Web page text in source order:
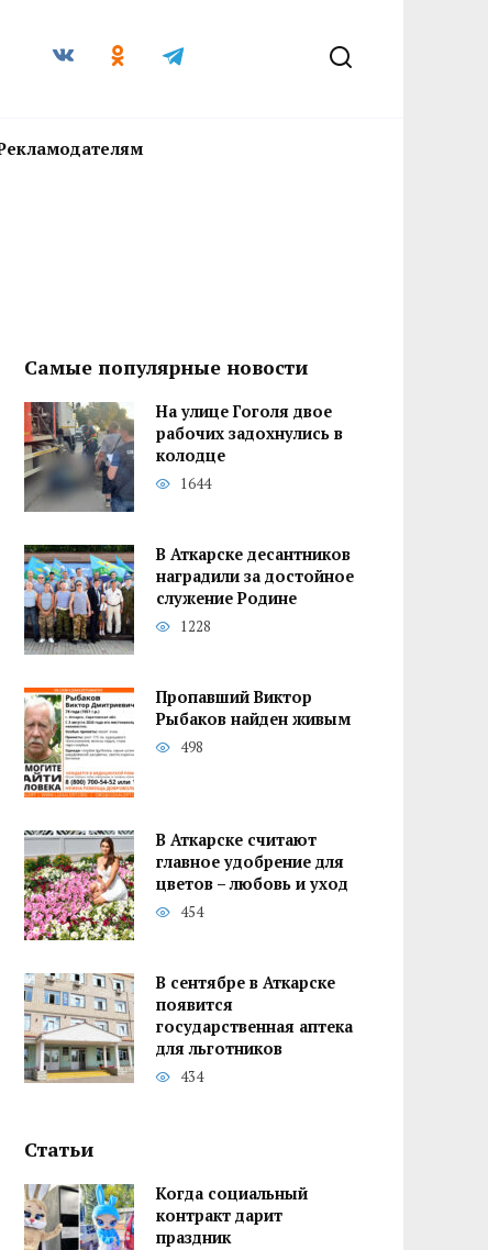
Самые популярные новости
На улице Гоголя двое
рабочих задохнулись в
колодце
1644
В Аткарске десантников
наградили за достойное
служение Родине
1228
Пропавший Виктор
Рыбаков найден живым
498
В Аткарске считают
главное удобрение для
цветов – любовь и уход
454
В сентябре в Аткарске
появится
государственная аптека
для льготников
434
Статьи
Когда социальный
контракт дарит
праздник